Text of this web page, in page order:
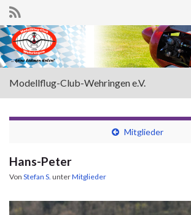
Search for:
Modellflug-Club-Wehringen e.V.
Mitglieder
Hans-Peter
Von Stefan S. unterMitglieder